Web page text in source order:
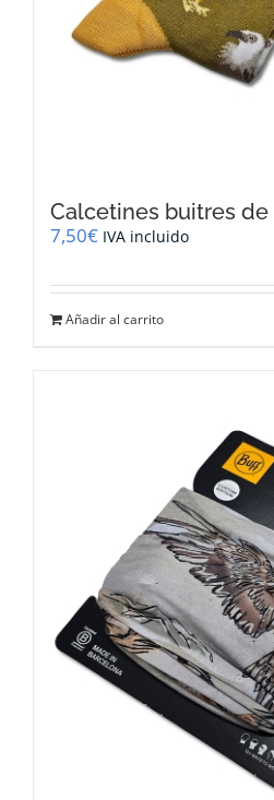
Calcetines buitres
7,50€ IVA incluido
Añadir al carrito